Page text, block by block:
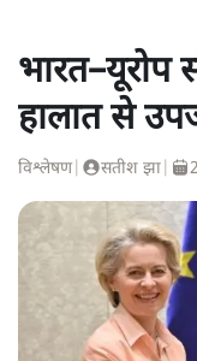
भारत–यूरोप
हालात से
विश्लेषण| सतीश झा